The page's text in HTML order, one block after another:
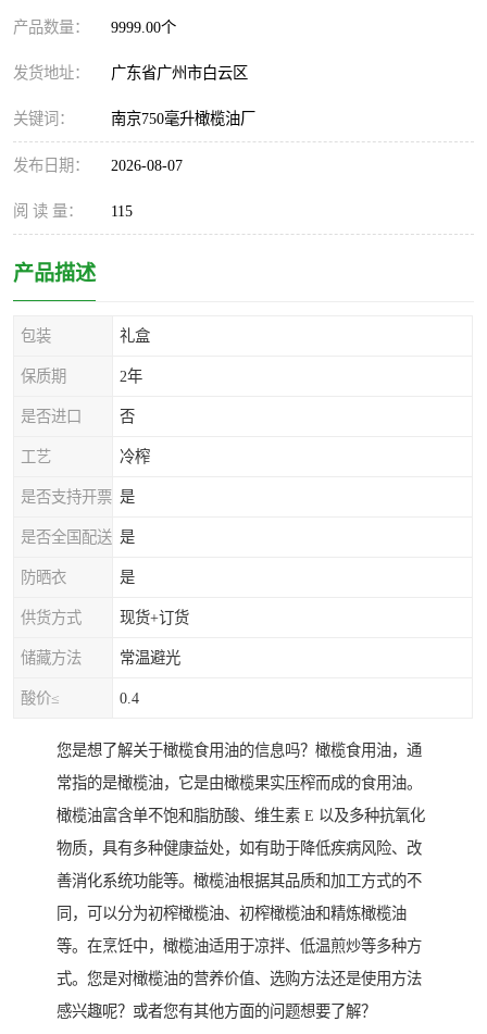
产品数量： 9999.00个
发货地址： 广东省广州市白云区
关键词： 南京750毫升橄榄油厂
发布日期： 2026-08-07
阅 读 量： 115
产品描述
包装 礼盒
保质期 2年
是否进口 否
工艺 冷榨
是否支持开票 是
是否全国配送 是
防晒衣 是
供货方式 现货+订货
储藏方法 常温避光
酸价≤ 0.4
您是想了解关于橄榄食用油的信息吗？橄榄食用油，通
常指的是橄榄油，它是由橄榄果实压榨而成的食用油。
橄榄油富含单不饱和脂肪酸、维生素 E 以及多种抗氧化
物质，具有多种健康益处，如有助于降低疾病风险、改
善消化系统功能等。橄榄油根据其品质和加工方式的不
同，可以分为初榨橄榄油、初榨橄榄油和精炼橄榄油
等。在烹饪中，橄榄油适用于凉拌、低温煎炒等多种方
式。您是对橄榄油的营养价值、选购方法还是使用方法
感兴趣呢？或者您有其他方面的问题想要了解？